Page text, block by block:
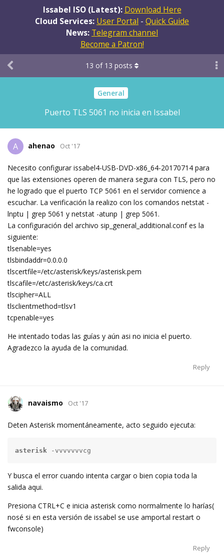
Issabel ISO (Latest): Download Here
Cloud Services: User Portal - Quick Guide
News: Telegram channel
Become a Patron!
General
Puerto TLS 5061 no inicia en Issabel
13 of 13 posts
A ahenao Oct '17
Necesito configurar issabel4-USB-DVD-x86_64-20170714 para
que las extensiones operen de manera segura con TLS, pero no
he logrado que el puerto TCP 5061 en el servidor comience a
escuchar. La verificación la realizo con los comandos netstat -
lnptu | grep 5061 y netstat -atunp | grep 5061.
La configuración del archivo sip_general_additional.conf es la
siguiente:
tlsenable=yes
tlsbindaddr=0.0.0.0
tlscertfile=/etc/asterisk/keys/asterisk.pem
tlscafile=/etc/asterisk/keys/ca.crt
tlscipher=ALL
tlsclientmethod=tlsv1
tcpenable=yes
He intentado todas las guías y aún asi no inicia el puerto.
Agradezco la ayuda de la comunidad.
Reply
navaismo Oct '17
Deten Asterisk momentáneamente, acto seguido ejecuta:
asterisk -vvvvvvvcg
Y busca el error cuando intenta cargar o bien copia toda la
salida aqui.
Presiona CTRL+C e inicia asterisk como normalmente lo harías(
nosé si en esta versión de issabel se use amportal restart o
fwconsole)
Reply